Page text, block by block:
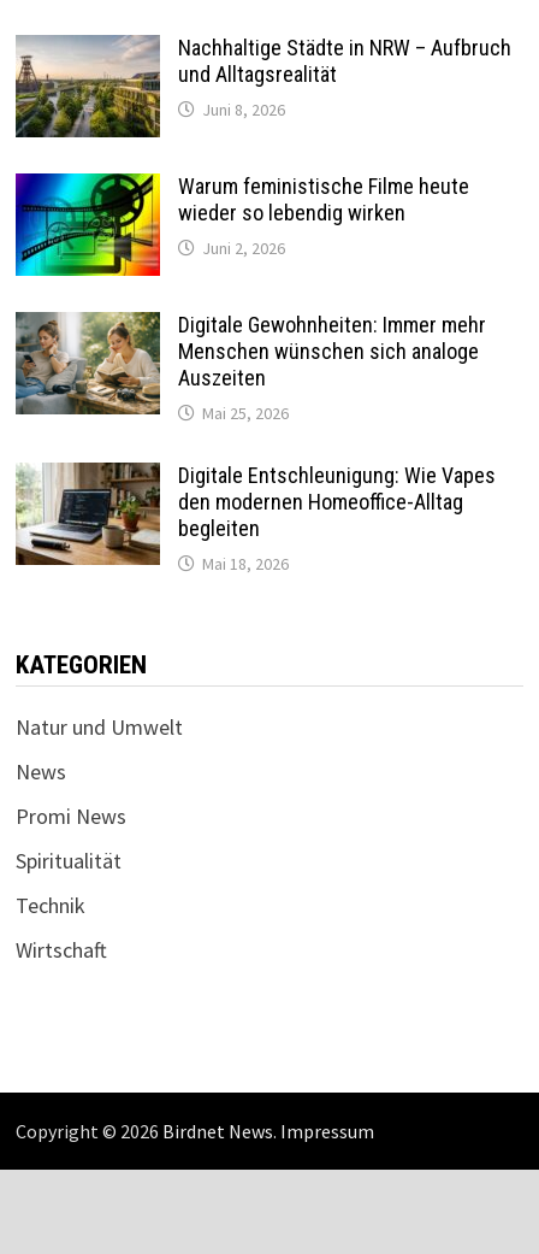
Nachhaltige Städte in NRW – Aufbruch
und Alltagsrealität
Juni 8, 2026
Warum feministische Filme heute
wieder so lebendig wirken
Juni 2, 2026
Digitale Gewohnheiten: Immer mehr
Menschen wünschen sich analoge
Auszeiten
Mai 25, 2026
Digitale Entschleunigung: Wie Vapes
den modernen Homeoffice-Alltag
begleiten
Mai 18, 2026
KATEGORIEN
Natur und Umwelt
News
Promi News
Spiritualität
Technik
Wirtschaft
Copyright © 2026 Birdnet News. Impressum